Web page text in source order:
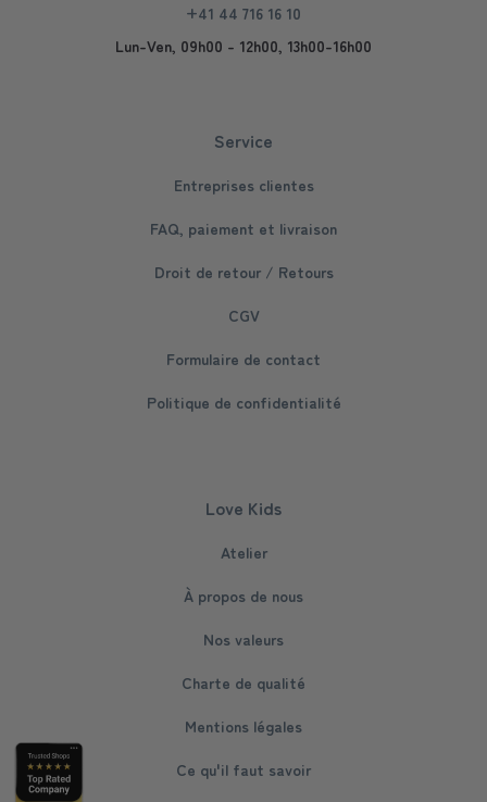
+41 44 716 16 10
Lun-Ven, 09h00 - 12h00, 13h00-16h00
Service
Entreprises clientes
FAQ, paiement et livraison
Droit de retour / Retours
CGV
Formulaire de contact
Politique de confidentialité
Love Kids
Atelier
À propos de nous
Nos valeurs
Charte de qualité
Mentions légales
Ce qu'il faut savoir